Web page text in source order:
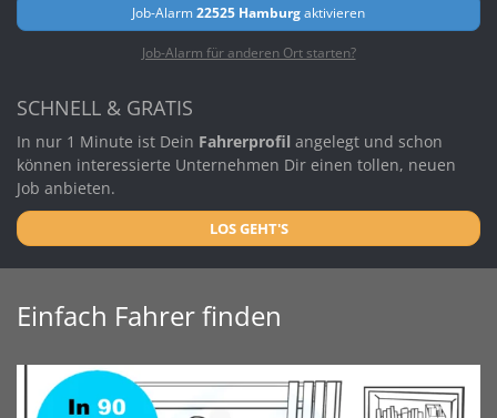
Job-Alarm22525 Hamburgaktivieren
Job-Alarm für anderen Ort starten?
SCHNELL & GRATIS
In nur 1 Minute ist Dein Fahrerprofil angelegt und schon
können interessierte Unternehmen Dir einen tollen, neuen
Job anbieten.
LOS GEHT'S
Einfach Fahrer finden